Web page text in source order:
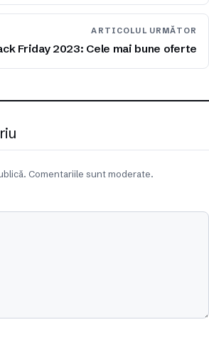
ARTICOLUL URMĂTOR
Friday 2023: Cele mai bune oferte
Comentariile sunt moderate.